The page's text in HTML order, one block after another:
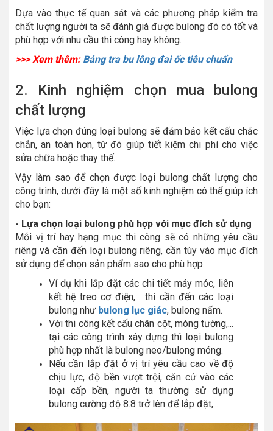
Dựa vào thực tế quan sát và các phương pháp kiểm tra
chất lượng người ta sẽ đánh giá được bulong đó có tốt và
phù hợp với nhu cầu thi công hay không.
>>> Xem thêm: Bảng tra bu lông đai ốc tiêu chuẩn
2. Kinh nghiệm chọn mua bulong
chất lượng
Việc lựa chọn đúng loại bulong sẽ đảm bảo kết cấu chắc
chắn, an toàn hơn, từ đó giúp tiết kiệm chi phí cho việc
sửa chữa hoặc thay thế.
Vậy làm sao để chọn được loại bulong chất lượng cho
công trình, dưới đây là một số kinh nghiệm có thể giúp ích
cho bạn:
- Lựa chọn loại bulong phù hợp với mục đích sử dụng
Mỗi vị trí hay hạng mục thi công sẽ có những yêu cầu
riêng và cần đến loại bulong riêng, cần tùy vào mục đích
sử dụng để chọn sản phẩm sao cho phù hợp.
Ví dụ khi lắp đặt các chi tiết máy móc, liên
kết hệ treo cơ điện,... thì cần đến các loại
bulong như bulong lục giác, bulong nấm.
Với thi công kết cấu chân cột, móng tường,...
tại các công trình xây dựng thì loại bulong
phù hợp nhất là bulong neo/bulong móng.
Nếu cần lắp đặt ở vị trí yêu cầu cao về độ
chịu lực, độ bền vượt trội, căn cứ vào các
loại cấp bền, người ta thường sử dụng
bulong cường độ 8.8 trở lên để lắp đặt,...